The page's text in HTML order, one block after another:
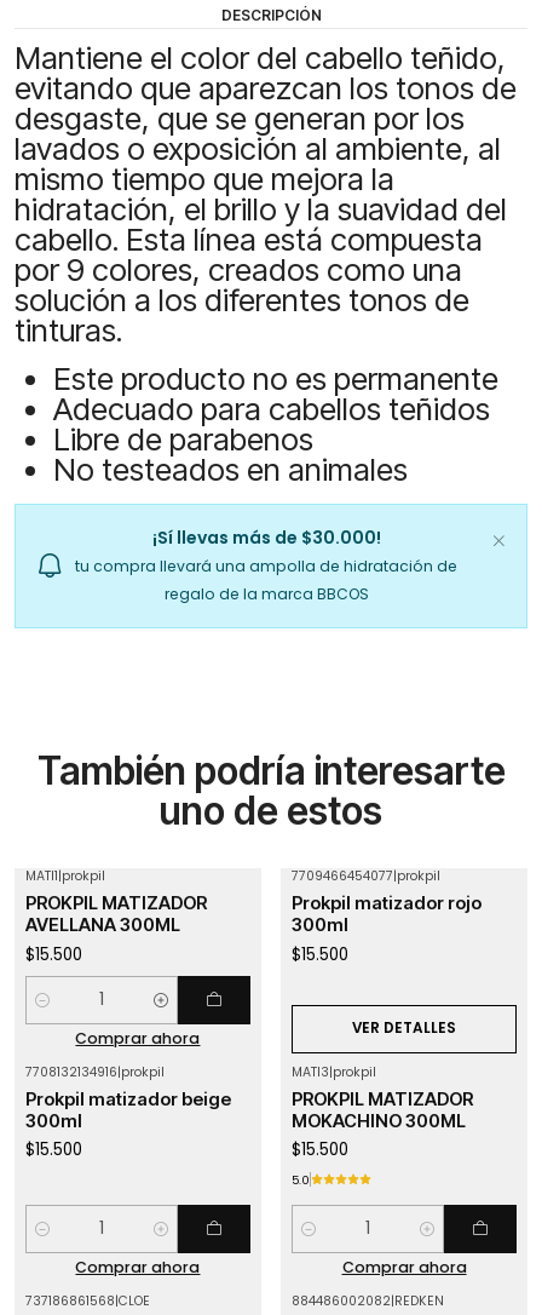
DESCRIPCIÓN
Mantiene el color del cabello teñido,
evitando que aparezcan los tonos de
desgaste, que se generan por los
lavados o exposición al ambiente, al
mismo tiempo que mejora la
hidratación, el brillo y la suavidad del
cabello. Esta línea está compuesta
por 9 colores, creados como una
solución a los diferentes tonos de
tinturas.
Este producto no es permanente
Adecuado para cabellos teñidos
Libre de parabenos
No testeados en animales
¡Sí llevas más de $30.000!
tu compra llevará una ampolla de hidratación de
regalo de la marca BBCOS
También podría interesarte
uno de estos
MATI1|prokpil
PROKPIL MATIZADOR
AVELLANA 300ML
$15.500
Cantidad
Comprar ahora
7709466454077|prokpil
Prokpil matizador rojo
300ml
$15.500
VER DETALLES
7708132134916|prokpil
Prokpil matizador beige
300ml
$15.500
Cantidad
Comprar ahora
MATI3|prokpil
PROKPIL MATIZADOR
MOKACHINO 300ML
$15.500
5.0
Cantidad
Comprar ahora
737186861568|CLOE 884486002082|REDKEN